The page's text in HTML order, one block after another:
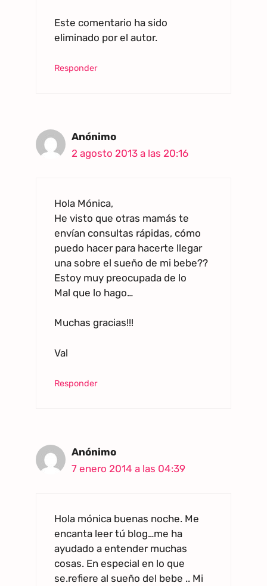
Este comentario ha sido
eliminado por el autor.
Responder
Anónimo
2 agosto 2013 a las 20:16
Hola Mónica,
He visto que otras mamás te
envían consultas rápidas, cómo
puedo hacer para hacerte llegar
una sobre el sueño de mi bebe??
Estoy muy preocupada de lo
Mal que lo hago…
Muchas gracias!!!
Val
Responder
Anónimo
7 enero 2014 a las 04:39
Hola mónica buenas noche. Me
encanta leer tú blog…me ha
ayudado a entender muchas
cosas. En especial en lo que
se.refiere al sueño del bebe .. Mi